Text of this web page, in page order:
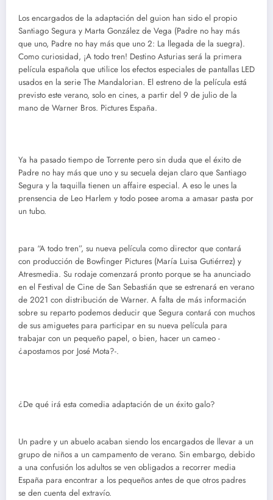
Los encargados de la adaptación del guion han sido el propio
Santiago Segura y Marta González de Vega (Padre no hay más
que uno, Padre no hay más que uno 2: La llegada de la suegra).
Como curiosidad, ¡A todo tren! Destino Asturias será la primera
película española que utilice los efectos especiales de pantallas LED
usados en la serie The Mandalorian. El estreno de la película está
previsto este verano, solo en cines, a partir del 9 de julio de la
mano de Warner Bros. Pictures España.
Ya ha pasado tiempo de Torrente pero sin duda que el éxito de
Padre no hay más que uno y su secuela dejan claro que Santiago
Segura y la taquilla tienen un affaire especial. A eso le unes la
prensencia de Leo Harlem y todo posee aroma a amasar pasta por
un tubo.
para “A todo tren”, su nueva película como director que contará
con producción de Bowfinger Pictures (María Luisa Gutiérrez) y
Atresmedia. Su rodaje comenzará pronto porque se ha anunciado
en el Festival de Cine de San Sebastián que se estrenará en verano
de 2021 con distribución de Warner. A falta de más información
sobre su reparto podemos deducir que Segura contará con muchos
de sus amiguetes para participar en su nueva película para
trabajar con un pequeño papel, o bien, hacer un cameo -
¿apostamos por José Mota?-.
¿De qué irá esta comedia adaptación de un éxito galo?
Un padre y un abuelo acaban siendo los encargados de llevar a un
grupo de niños a un campamento de verano. Sin embargo, debido
a una confusión los adultos se ven obligados a recorrer media
España para encontrar a los pequeños antes de que otros padres
se den cuenta del extravío.